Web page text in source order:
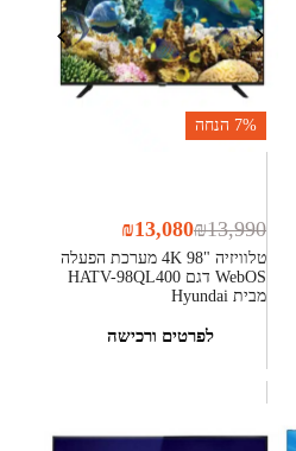
7% הנחה
טלוויזיה "98 4K מערכת הפעלה
WebOS דגם HATV-98QL400
מבית Hyundai
₪13,990
₪13,080
לפרטים ורכישה